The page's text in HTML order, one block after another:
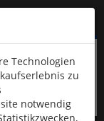
Technologien
zu
notwendig